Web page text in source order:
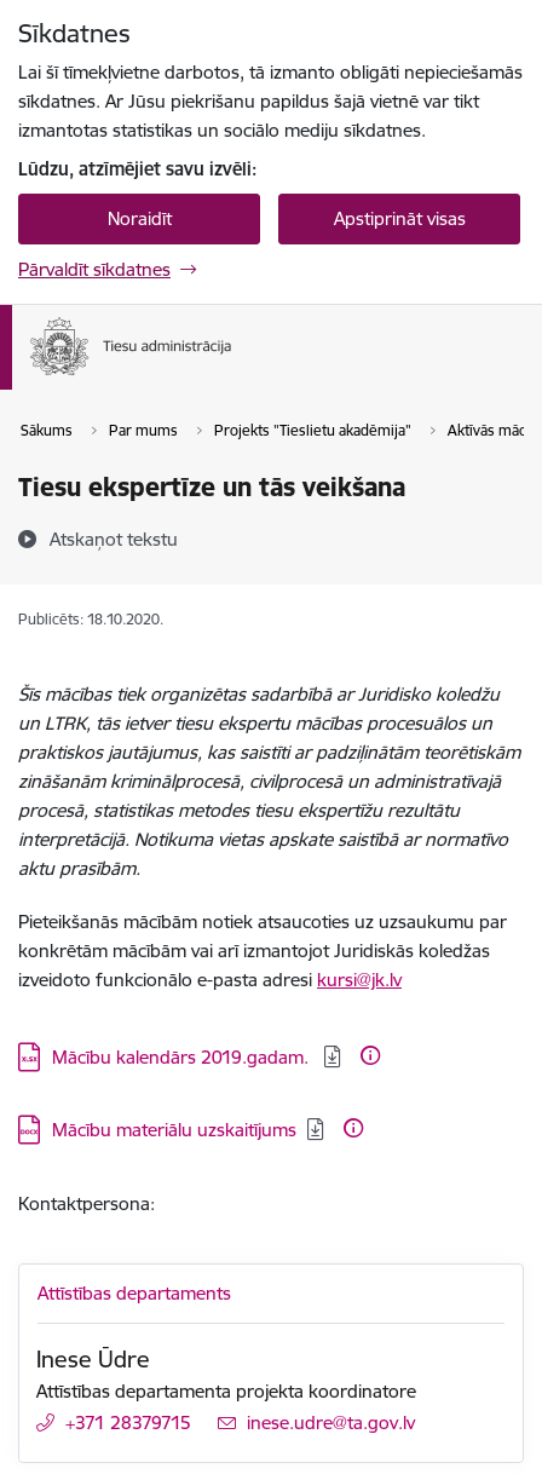
Sīkdatnes
Lai šī tīmekļvietne darbotos, tā izmanto obligāti nepieciešamās
sīkdatnes. Ar Jūsu piekrišanu papildus šajā vietnē var tikt
izmantotas statistikas un sociālo mediju sīkdatnes.
Lūdzu, atzīmējiet savu izvēli:
Noraidīt Apstiprināt visas
Pārvaldīt sīkdatnes
Sākums Par mums Projekts "Tieslietu akadēmija" Aktīvās
Tiesu ekspertīze un tās veikšana
Atskaņot tekstu
Publicēts: 18.10.2020.
Šīs mācības tiek organizētas sadarbībā ar Juridisko koledžu
un LTRK, tās ietver tiesu ekspertu mācības procesuālos un
praktiskos jautājumus, kas saistīti ar padziļinātām teorētiskām
zināšanām kriminālprocesā, civilprocesā un administratīvajā
procesā, statistikas metodes tiesu ekspertīžu rezultātu
interpretācijā. Notikuma vietas apskate saistībā ar normatīvo
aktu prasībām.
Pieteikšanās mācībām notiek atsaucoties uz uzsaukumu par
konkrētām mācībām vai arī izmantojot Juridiskās koledžas
izveidoto funkcionālo e-pasta adresi kursi@jk.lv
Lejupielādēt:
Mācību kalendārs 2019.gadam.
Lejupielādēt:
Mācību materiālu uzskaitījums
Kontaktpersona:
Attīstības departaments
Inese Ūdre
Attīstības departamenta projekta koordinatore
+371 28379715
E-pasts:
inese.udre@ta.gov.lv